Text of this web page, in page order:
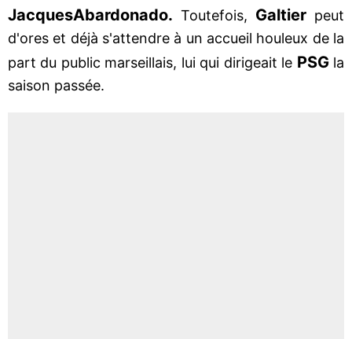
JacquesAbardonado. Toutefois, Galtier peut
d'ores et déjà s'attendre à un accueil houleux de la
part du public marseillais, lui qui dirigeait le PSGla
saison passée.